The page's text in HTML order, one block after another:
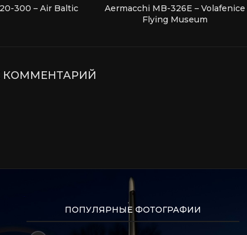
300 – Air Baltic
Aermacchi MB-326E – Volafenice
Flying Museum
КОММЕНТАРИЙ
ПОПУЛЯРНЫЕ ФОТОГРАФИИ